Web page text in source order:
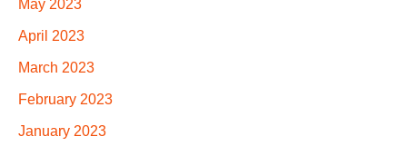
May 2023
April 2023
March 2023
February 2023
January 2023